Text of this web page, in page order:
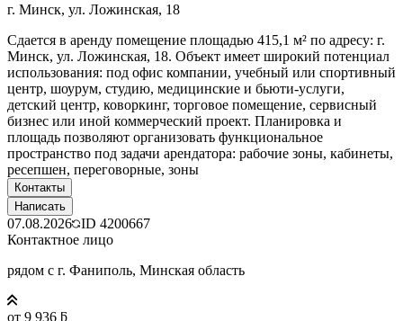
г. Минск, ул. Ложинская, 18
Сдается в аренду помещение площадью 415,1 м² по адресу: г.
Минск, ул. Ложинская, 18. Объект имеет широкий потенциал
использования: под офис компании, учебный или спортивный
центр, шоурум, студию, медицинские и бьюти-услуги,
детский центр, коворкинг, торговое помещение, сервисный
бизнес или иной коммерческий проект. Планировка и
площадь позволяют организовать функциональное
пространство под задачи арендатора: рабочие зоны, кабинеты,
ресепшен, переговорные, зоны
Контакты
Написать
07.08.2026 ID 4200667
Контактное лицо
рядом с г. Фаниполь, Минская область
от 9 936 ƃ